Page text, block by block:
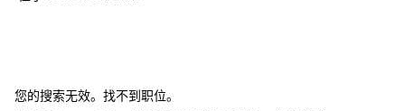
您的搜索无效。找不到职位。